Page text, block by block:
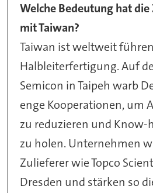
Welche Bedeutung hat
mit Taiwan?
Taiwan ist weltweit
Halbleiterfertigung. Auf
Semicon in Taipeh warb
enge Kooperationen, um
zu reduzieren und Know-
zu holen. Unternehmen
Zulieferer wie Topco
Dresden und stärken so